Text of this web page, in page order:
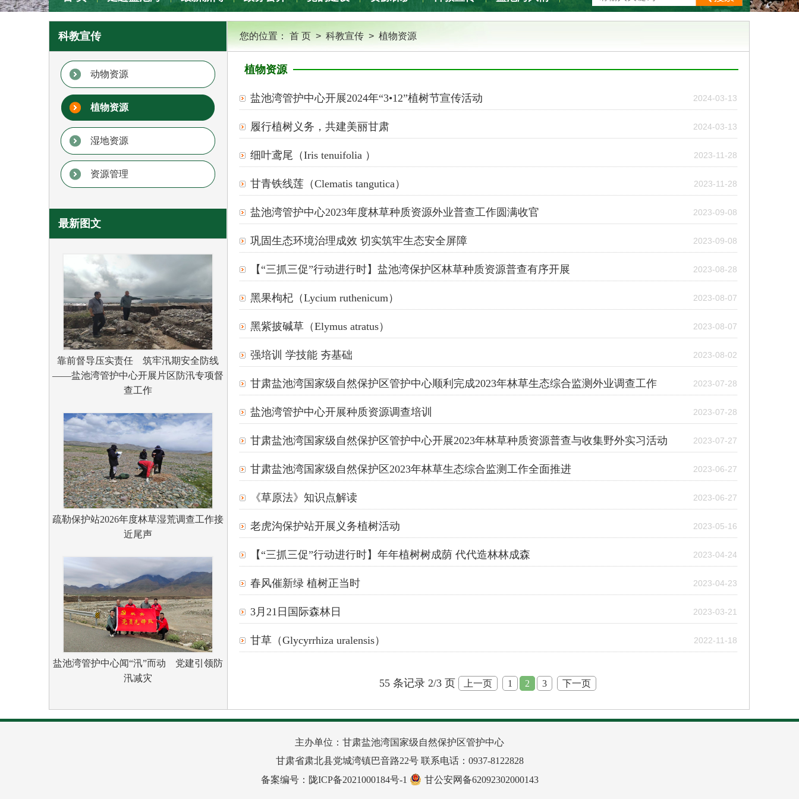
科教宣传
动物资源
植物资源
湿地资源
资源管理
最新图文
靠前督导压实责任 筑牢汛期安全防线
——盐池湾管护中心开展片区防汛专项督
查工作
疏勒保护站2026年度林草湿荒调查工作接
近尾声
盐池湾管护中心闻“汛”而动 党建引领防
汛减灾
您的位置： 首 页 > 科教宣传 > 植物资源
植物资源
2024-03-13
盐池湾管护中心开展2024年“3•12”植树节宣传活动
2024-03-13
履行植树义务，共建美丽甘肃
2023-11-28
细叶鸢尾（Iris tenuifolia ）
2023-11-28
甘青铁线莲（Clematis tangutica）
2023-09-08
盐池湾管护中心2023年度林草种质资源外业普查工作圆满收官
2023-09-08
巩固生态环境治理成效 切实筑牢生态安全屏障
2023-08-28
【“三抓三促”行动进行时】盐池湾保护区林草种质资源普查有序开展
2023-08-07
黑果枸杞（Lycium ruthenicum）
2023-08-07
黑紫披碱草（Elymus atratus）
2023-08-02
强培训 学技能 夯基础
2023-07-28
甘肃盐池湾国家级自然保护区管护中心顺利完成2023年林草生态综合监测外业调查工作
2023-07-28
盐池湾管护中心开展种质资源调查培训
2023-07-27
甘肃盐池湾国家级自然保护区管护中心开展2023年林草种质资源普查与收集野外实习活动
2023-06-27
甘肃盐池湾国家级自然保护区2023年林草生态综合监测工作全面推进
2023-06-27
《草原法》知识点解读
2023-05-16
老虎沟保护站开展义务植树活动
2023-04-24
【“三抓三促”行动进行时】年年植树树成荫 代代造林林成森
2023-04-23
春风催新绿 植树正当时
2023-03-21
3月21日国际森林日
2022-11-18
甘草（Glycyrrhiza uralensis）
55 条记录 2/3 页 上一页 1 2 3 下一页
主办单位：甘肃盐池湾国家级自然保护区管护中心
甘肃省肃北县党城湾镇巴音路22号 联系电话：0937-8122828
备案编号： 陇ICP备2021000184号-1 甘公安网备62092302000143